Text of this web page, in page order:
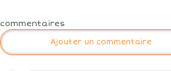
commentaires
Ajouter un commentaire